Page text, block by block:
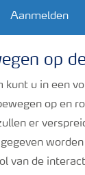
Aanmelden
op
kunt u in een
op en
er
van de